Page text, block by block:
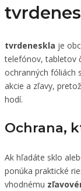
tvrdeneskla je
telefónov, tabletov
ochranných fóliách
akcie a zľavy,
hodí.
Ochrana,
Ak hľadáte sklo
ponúka praktické
vhodnému